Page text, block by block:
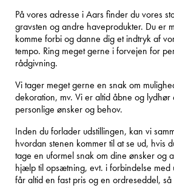
På vores adresse i Aars finder du vores
gravsten og andre haveprodukter. Du er
komme forbi og danne dig et indtryk af
tempo. Ring meget gerne i forvejen for
rådgivning.
Vi tager meget gerne en snak om
dekoration, mv. Vi er altid åbne og lydhør
personlige ønsker og behov.
Inden du forlader udstillingen, kan vi
hvordan stenen kommer til at se ud, hvis
tage en uformel snak om dine ønsker og
hjælp til opsætning, evt. i forbindelse med
får altid en fast pris og en ordreseddel,